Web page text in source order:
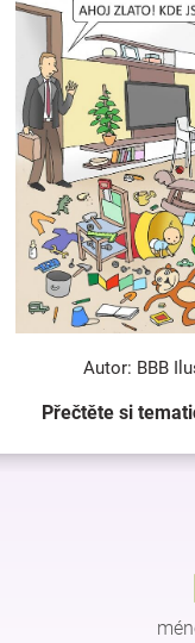
Autor: BBB
Přečtěte si
Z